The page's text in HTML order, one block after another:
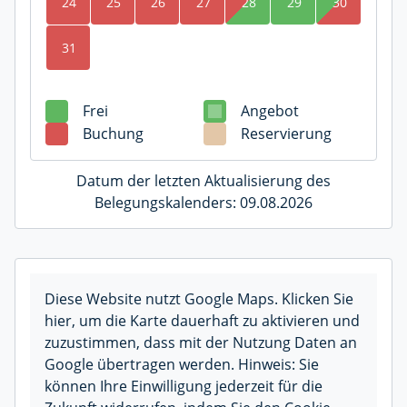
31
Frei
Angebot
Buchung
Reservierung
Datum der letzten Aktualisierung des
Belegungskalenders: 09.08.2026
Diese Website nutzt Google Maps. Klicken Sie
hier, um die Karte dauerhaft zu aktivieren und
zuzustimmen, dass mit der Nutzung Daten an
Google übertragen werden. Hinweis: Sie
können Ihre Einwilligung jederzeit für die